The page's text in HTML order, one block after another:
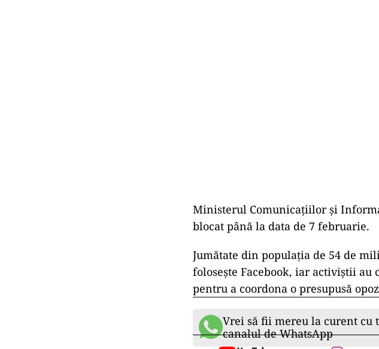
Ministerul Comunicațiilor și
blocat până la data de 7 februarie.
Jumătate din populația de 54 de
folosește Facebook, iar activiștii
pentru a coordona o presupusă
Vrei să fii mereu la curent cu
canalul de WhatsApp